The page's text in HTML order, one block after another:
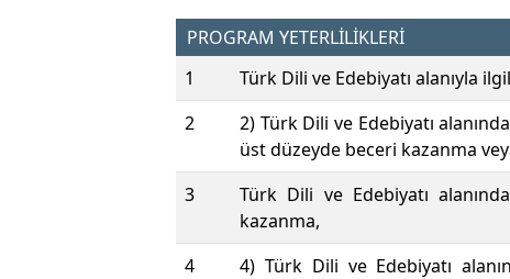
PROGRAM YETERLİLİKLERİ
1
Türk Dili ve Edebiyatı alanıyla
2
2) Türk Dili ve Edebiyatı
üst düzeyde beceri kazanma
3
Türk Dili ve Edebiyatı
kazanma,
4
4) Türk Dili ve Edebiyatı